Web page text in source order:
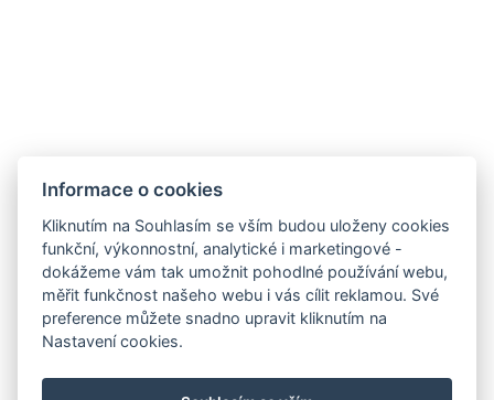
E-mail:
Telefon:
+420 739 941 905
GPS:
49°54’21.0″N 16°17’27.3″E
Informace o cookies
Kliknutím na Souhlasím se vším budou uloženy cookies
funkční, výkonnostní, analytické i marketingové -
dokážeme vám tak umožnit pohodlné používání webu,
měřit funkčnost našeho webu i vás cílit reklamou. Své
preference můžete snadno upravit kliknutím na
Nastavení cookies.